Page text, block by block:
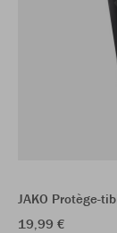
JAKO Protège-
19,99 €